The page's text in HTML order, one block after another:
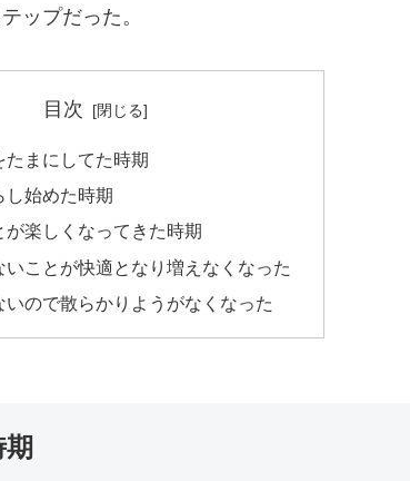
ップだった。
目次
たまにしてた時期
し始めた時期
が楽しくなってきた時期
いことが快適となり増えなくなった
いので散らかりようがなくなった